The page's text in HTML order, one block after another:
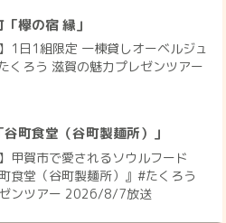
欅の宿 縁」
1日1組限定 一棟貸しオーベルジュ
くろう 滋賀の魅力プレゼンツアー
谷町食堂（谷町製麺所）」
甲賀市で愛されるソウルフード
食堂（谷町製麺所）』#たくろう
ンツアー 2026/8/7放送